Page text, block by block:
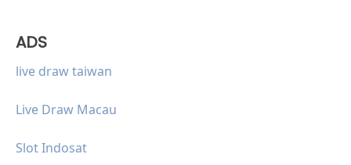
ADS
live draw taiwan
Live Draw Macau
Slot Indosat